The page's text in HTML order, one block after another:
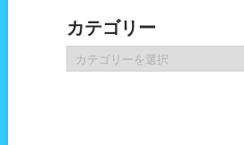
イ
ブ
カテゴリー
テ